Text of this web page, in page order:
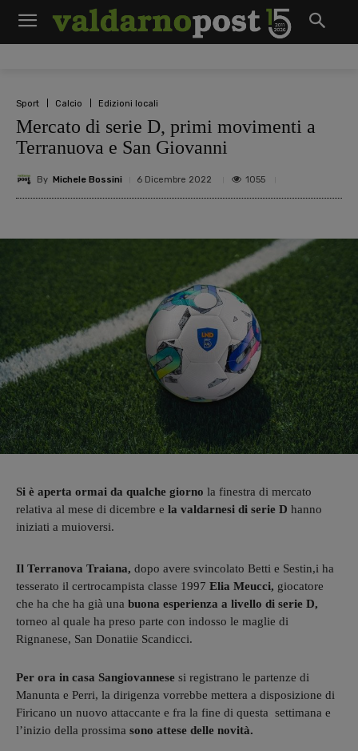
Sport Calcio Edizioni locali
Mercato di serie D, primi movimenti a
Terranuova e San Giovanni
By Michele Bossini 6 Dicembre 2022 1055
Si è aperta ormai da qualche giorno la finestra di mercato
relativa al mese di dicembre e la valdarnesi di serie D hanno
iniziati a muioversi.
Il Terranova Traiana, dopo avere svincolato Betti e Sestin,i ha
tesserato il certrocampista classe 1997 Elia Meucci, giocatore
che ha che ha già una buona esperienza a livello di serie D,
torneo al quale ha preso parte con indosso le maglie di
Rignanese, San Donatiie Scandicci.
Per ora in casa Sangiovannese si registrano le partenze di
Manunta e Perri, la dirigenza vorrebbe mettera a disposizione di
Firicano un nuovo attaccante e fra la fine di questa settimana e
l’inizio della prossima sono attese delle novità.